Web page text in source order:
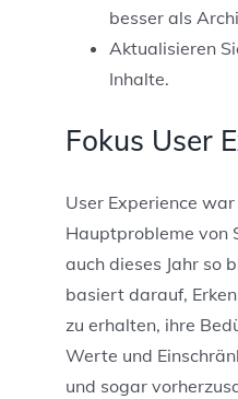
besser als
Aktualisieren
Inhalte.
Fokus User
User Experience
Hauptprobleme von
auch dieses Jahr so
basiert darauf,
zu erhalten, ihre
Werte und
und sogar